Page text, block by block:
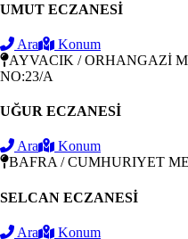
UMUT ECZANESİ
Ara
Konum
AYVACIK / ORHANGAZİ
NO:23/A
UĞUR ECZANESİ
Ara
Konum
BAFRA / CUMHURIYET
SELCAN ECZANESİ
Ara
Konum